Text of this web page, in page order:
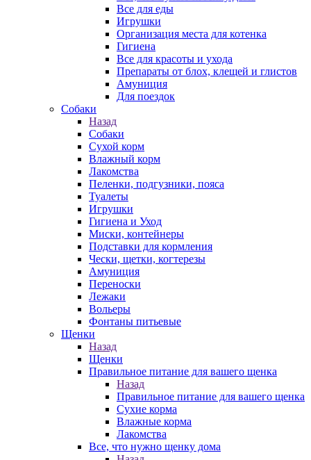
Все для еды
Игрушки
Организация места для котенка
Гигиена
Все для красоты и ухода
Препараты от блох, клещей и глистов
Амуниция
Для поездок
Собаки
Назад
Собаки
Сухой корм
Влажный корм
Лакомства
Пеленки, подгузники, пояса
Туалеты
Игрушки
Гигиена и Уход
Миски, контейнеры
Подставки для кормления
Чески, щетки, когтерезы
Амуниция
Переноски
Лежаки
Вольеры
Фонтаны питьевые
Щенки
Назад
Щенки
Правильное питание для вашего щенка
Назад
Правильное питание для вашего щенка
Сухие корма
Влажные корма
Лакомства
Все, что нужно щенку дома